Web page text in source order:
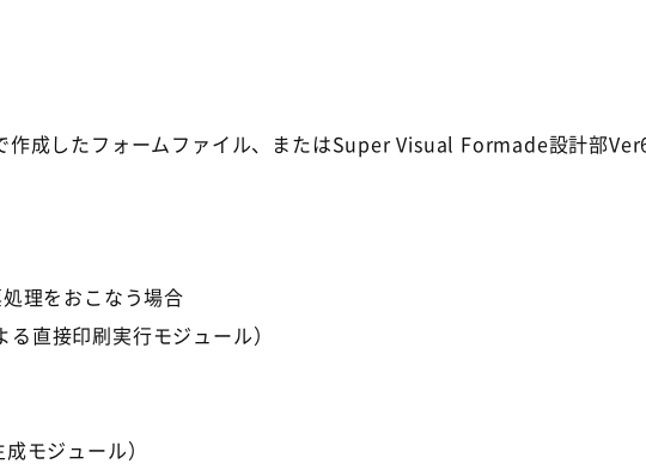
成したフォームファイル、またはSuper Visual Formade設計部
理をおこなう場合
接印刷実行モジュール）
ジュール）